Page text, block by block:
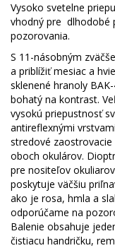
Vysoko svetelne
vhodný pre dlhodobé
pozorovania.
S 11-násobným
a priblížiť mesiac a
sklenené hranoly
bohatý na kontrast.
vysokú priepustnosť
antireflexnými
stredové
oboch okulárov.
pre nositeľov
poskytuje väčšiu
ako je rosa, hmla a
odporúčame na
Balenie obsahuje
čistiacu handričku,